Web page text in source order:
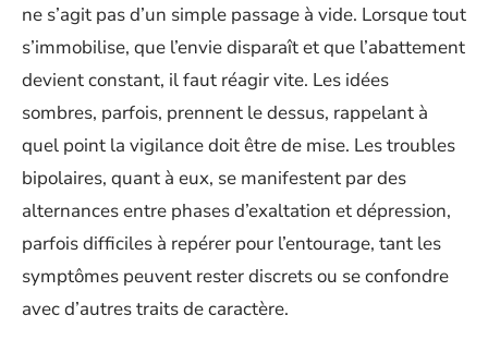
ne s’agit pas d’un simple passage à vide. Lorsque tout
s’immobilise, que l’envie disparaît et que l’abattement
devient constant, il faut réagir vite. Les idées
sombres, parfois, prennent le dessus, rappelant à
quel point la vigilance doit être de mise. Les troubles
bipolaires, quant à eux, se manifestent par des
alternances entre phases d’exaltation et dépression,
parfois difficiles à repérer pour l’entourage, tant les
symptômes peuvent rester discrets ou se confondre
avec d’autres traits de caractère.